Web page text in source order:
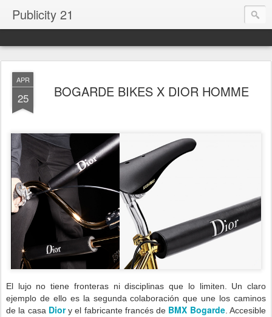
Publicity 21
APR
25 BOGARDE BIKES X DIOR HOMME
El lujo no tiene fronteras ni disciplinas que lo limiten. Un claro
ejemplo de ello es la segunda colaboración que une los caminos
de la casa Diory el fabricante francés de BMX Bogarde. Accesible